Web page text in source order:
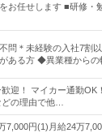
お任せします ■研修・
不問＊未経験の入社7割
ある方 ◆異業種からの
迎！ マイカー通勤OK
の理由で他…
7,000円(1)月給24万